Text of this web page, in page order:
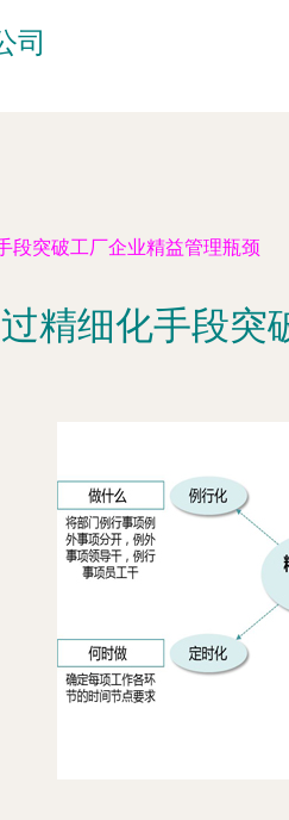
司
段突破工厂企业精益管理瓶颈
精细化手段突